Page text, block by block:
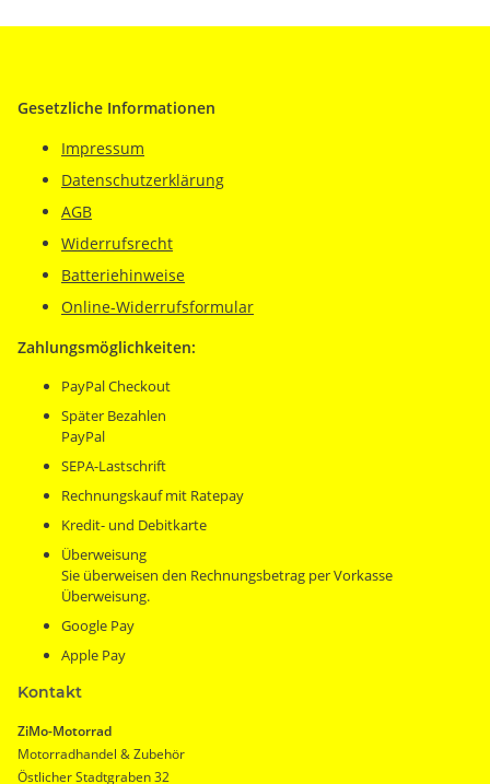
Gesetzliche Informationen
Impressum
Datenschutzerklärung
AGB
Widerrufsrecht
Batteriehinweise
Online-Widerrufsformular
Zahlungsmöglichkeiten:
PayPal Checkout
Später Bezahlen
PayPal
SEPA-Lastschrift
Rechnungskauf mit Ratepay
Kredit- und Debitkarte
Überweisung
Sie überweisen den Rechnungsbetrag per Vorkasse
Überweisung.
Google Pay
Apple Pay
Kontakt
ZiMo-Motorrad
Motorradhandel & Zubehör
Östlicher Stadtgraben 32